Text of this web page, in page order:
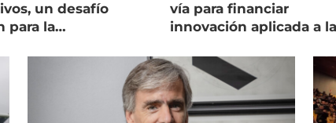
un desafío
para la
vía para financiar
innovación aplicada a